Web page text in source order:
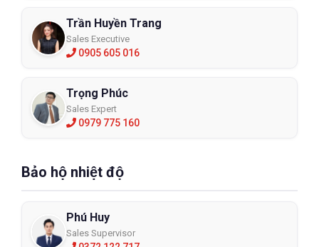
Trần Huyền Trang
Sales Executive
0905 605 016
Trọng Phúc
Sales Expert
0979 775 160
Bảo hộ nhiệt độ
Phú Huy
Sales Supervisor